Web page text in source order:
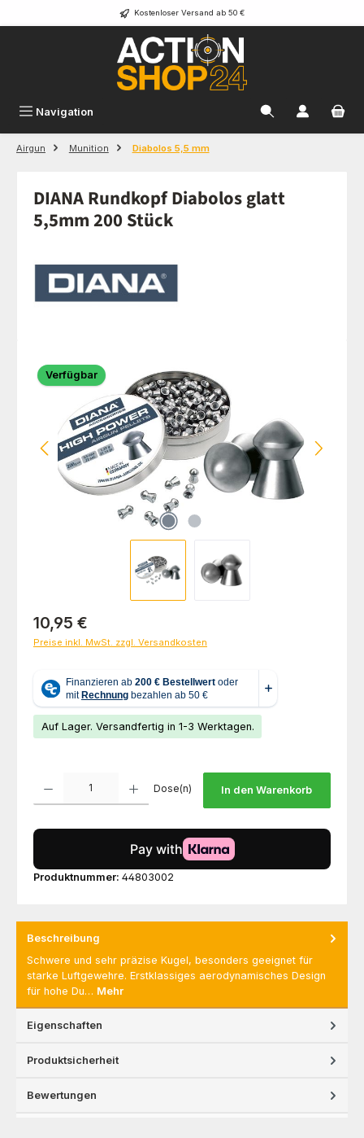
Zum Hauptinhalt springen Kostenloser Versand ab 50 €
Navigation
Airgun Munition Diabolos 5,5 mm
DIANA Rundkopf Diabolos glatt
5,5mm 200 Stück
Bildergalerie überspringen
Verfügbar
Regulärer Preis:
10,95 €
Preise inkl. MwSt. zzgl. Versandkosten
Auf Lager. Versandfertig in 1-3 Werktagen.
Dose(n) In den Warenkorb
Produktnummer: 44803002
Beschreibung
Schwere und sehr präzise Kugel, besonders geeignet für
starke Luftgewehre. Erstklassiges aerodynamisches Design
für hohe Du… Mehr
Eigenschaften
Produktsicherheit
Bewertungen